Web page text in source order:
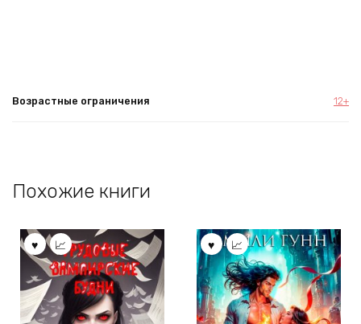
Возрастные ограничения 12+
Похожие книги